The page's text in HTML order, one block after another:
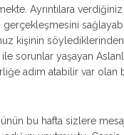
Ayrıntılara
kişinin
sorunlar yaşayan
adım atabilir var olan
bu hafta sizlere